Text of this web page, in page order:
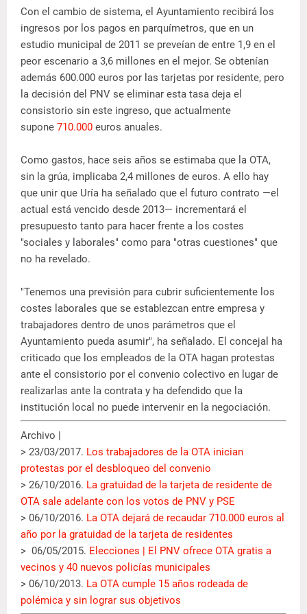
Con el cambio de sistema, el Ayuntamiento recibirá los
ingresos por los pagos en parquímetros, que en un
estudio municipal de 2011 se preveían de entre 1,9 en el
peor escenario a 3,6 millones en el mejor. Se obtenían
además 600.000 euros por las tarjetas por residente, pero
la decisión del PNV se eliminar esta tasa deja el
consistorio sin este ingreso, que actualmente
supone 710.000 euros anuales.
Como gastos, hace seis años se estimaba que la OTA,
sin la grúa, implicaba 2,4 millones de euros. A ello hay
que unir que Uría ha señalado que el futuro contrato —el
actual está vencido desde 2013— incrementará el
presupuesto tanto para hacer frente a los costes
"sociales y laborales" como para "otras cuestiones" que
no ha revelado.
"Tenemos una previsión para cubrir suficientemente los
costes laborales que se establezcan entre empresa y
trabajadores dentro de unos parámetros que el
Ayuntamiento pueda asumir", ha señalado. El concejal ha
criticado que los empleados de la OTA hagan protestas
ante el consistorio por el convenio colectivo en lugar de
realizarlas ante la contrata y ha defendido que la
institución local no puede intervenir en la negociación.
Archivo |
> 23/03/2017. Los trabajadores de la OTA inician
protestas por el desbloqueo del convenio
> 26/10/2016. La gratuidad de la tarjeta de residente de
OTA sale adelante con los votos de PNV y PSE
> 06/10/2016. La OTA dejará de recaudar 710.000 euros al
año por la gratuidad de la tarjeta de residentes
> 06/05/2015. Elecciones | El PNV ofrece OTA gratis a
vecinos y 40 nuevos policías municipales
> 06/10/2013. La OTA cumple 15 años rodeada de
polémica y sin lograr sus objetivos